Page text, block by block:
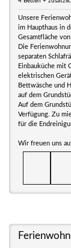
Unsere
im Haupthaus in
Gesamtfläche
Die
separaten
Einbauküche mit
elektrischen
Bettwäsche und
auf dem
Auf dem
Verfügung. Zu
für die
Wir freuen uns